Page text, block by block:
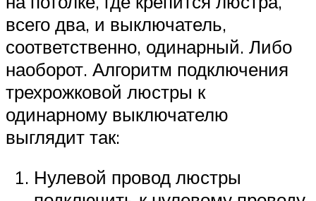
всего два, и выключатель,
соответственно, одинарный. Либо
наоборот. Алгоритм подключения
трехрожковой люстры к
одинарному выключателю
выглядит так:
Нулевой провод люстры